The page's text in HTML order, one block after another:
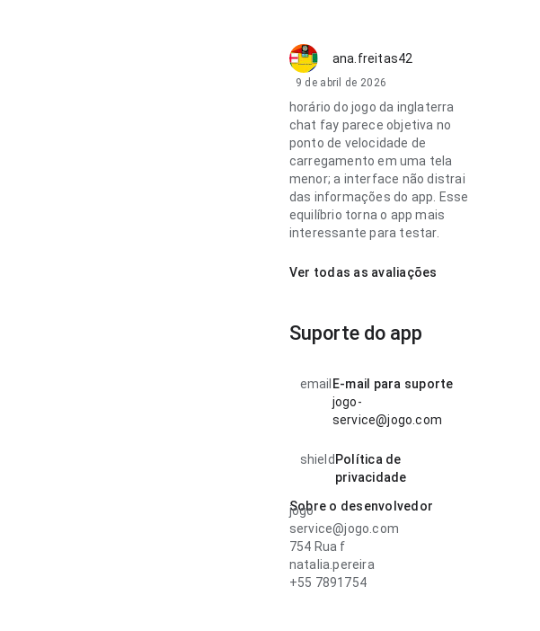
ana.freitas42
9 de abril de 2026
horário do jogo da inglaterra
chat fay parece objetiva no
ponto de velocidade de
carregamento em uma tela
menor; a interface não distrai
das informações do app. Esse
equilíbrio torna o app mais
interessante para testar.
Ver todas as avaliações
Suporte do app
email E-mail para suporte
jogo-
service@jogo.com
shield Política de
privacidade
Sobre o desenvolvedor
jogo
service@jogo.com
754 Rua f
natalia.pereira
+55 7891754